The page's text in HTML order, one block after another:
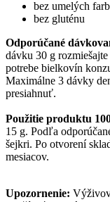
bez umelých
bez gluténu
Odporúčané
dávku 30 g
potrebe bielkovín
Maximálne 3 dávky
presiahnuť.
Použitie produktu
15 g. Podľa
šejkri. Po otvorení
mesiacov.
Upozornenie: